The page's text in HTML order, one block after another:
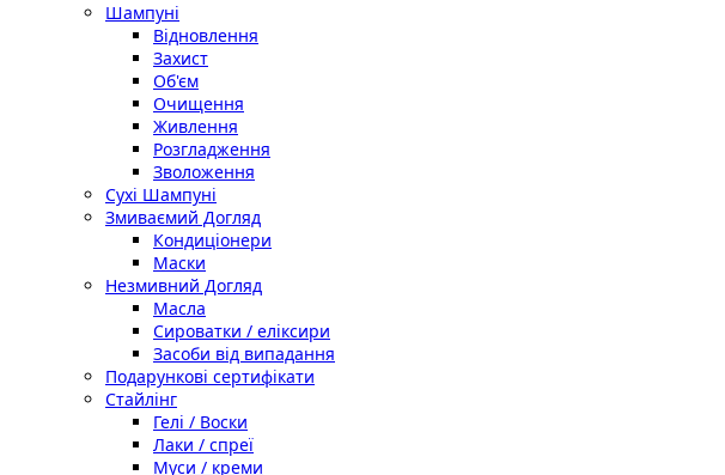
Шампуні
Відновлення
Захист
Об'єм
Очищення
Живлення
Розгладження
Зволоження
Сухі Шампуні
Змиваємий Догляд
Кондиціонери
Маски
Незмивний Догляд
Масла
Сироватки / еліксири
Засоби від випадання
Подарункові сертифікати
Стайлінг
Гелі / Воски
Лаки / спреї
Муси / креми